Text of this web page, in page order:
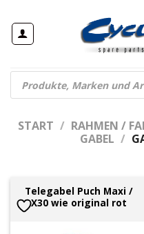
Inhalt
springen
Products
search
START / RAHMEN /
GABEL /
Telegabel Puch Maxi /
X30 wie original rot